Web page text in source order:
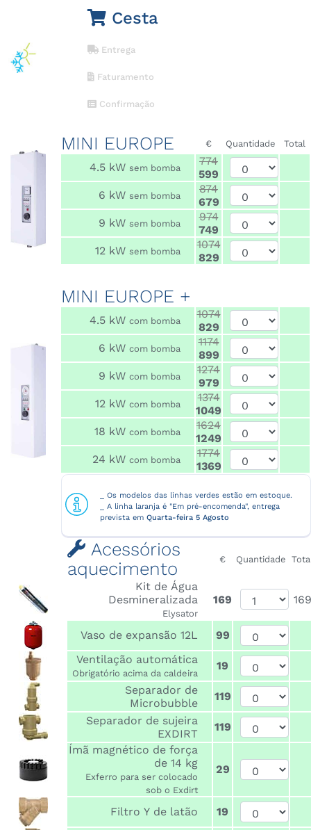
Cesta
Entrega
Faturamento
Confirmação
MINI EUROPE € Quantidade Total
4.5 kW sem bomba
774
599
6 kW sem bomba
874
679
9 kW sem bomba
974
749
12 kW sem bomba
1074
829
MINI EUROPE +
4.5 kW com bomba
1074
829
6 kW com bomba
1174
899
9 kW com bomba
1274
979
12 kW com bomba
1374
1049
18 kW com bomba
1624
1249
24 kW com bomba
1774
1369
_ Os modelos das linhas verdes estão em estoque.
_ A linha laranja é "Em pré-encomenda", entrega
prevista em Quarta-feira 5 Agosto
Acessórios
aquecimento
€ Quantidade
Kit de Água
Desmineralizada
Elysator
169 169
Vaso de expansão 12L
99
Ventilação automática
Obrigatório acima da caldeira
19
Separador de
Microbubble
119
Separador de sujeira
EXDIRT
119
Ímã magnético de força
de 14 kg
Exferro para ser colocado
sob o Exdirt
29
Filtro Y de latão
19